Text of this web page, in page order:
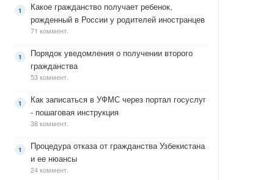
Какое гражданство получает ребенок,
рожденный в России у родителей иностранцев
71 коммент.
Порядок уведомления о получении второго
гражданства
53 коммент.
Как записаться в УФМС через портал госуслуг
- пошаговая инструкция
38 коммент.
Процедура отказа от гражданства Узбекистана
и ее нюансы
24 коммент.